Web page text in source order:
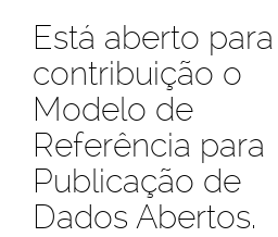
Está aberto para
contribuição o
Modelo de
Referência para
Publicação de
Dados Abertos.